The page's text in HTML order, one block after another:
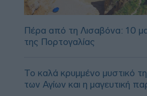
Πέρα από τη Λισαβόνα: 10
της Πορτογαλίας
Το καλά κρυμμένο μυστικό
των Αγίων και η μαγευτική